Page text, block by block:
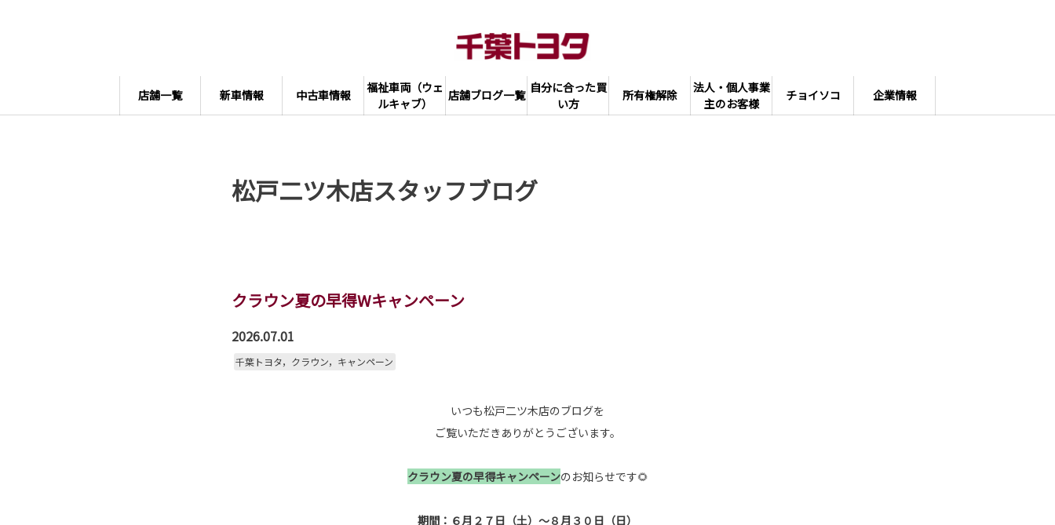
店舗一覧 新車情報 中古車情報
福祉車両（ウェ
ルキャブ）
店舗ブログ一覧 自分に合った買
い方
所有権解除
法人・個人事業
主のお客様
チョイソコ 企業情報
松戸二ツ木店スタッフブログ
クラウン夏の早得Wキャンペーン
2026.07.01
千葉トヨタ，クラウン，キャンペーン
いつも松戸二ツ木店のブログを
ご覧いただきありがとうございます。
クラウン夏の早得キャンペーンのお知らせです🌻
期間：６月２７日（土）～８月３０日（日）